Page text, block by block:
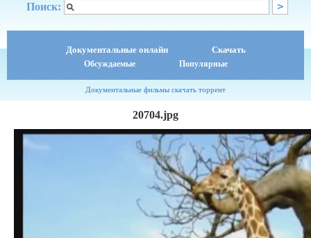
Поиск:
Документальные онлайн Скачать
Обсуждаемые Популярные
Документальные фильмы скачать торрент
20704.jpg